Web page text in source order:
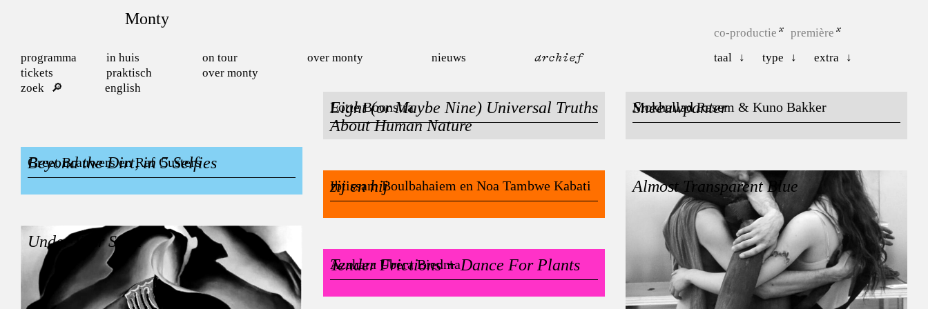
Monty
programma in huis
on tour
tickets
praktisch
over monty
zoek
english
over monty nieuws archief
co-productie
première
taal
type extra
Beyond the Dirt, in 5 Selfies
Greet Brauwers en Raf Custers
Eight (or Maybe Nine) Universal Truths
About Human Nature
Lotte Boonstra Sneeuwpanter
Mokhallad Rasem & Kuno Bakker
Under Your Spell
zij en hij
Ibtissam Boulbahaiem en Noa Tambwe Kabati Almost Transparent Blue
Tender Frictions + Dance For Plants
Azahara Ubera Biedma